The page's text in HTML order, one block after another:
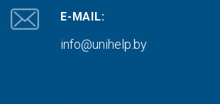
E-MAIL:
info@unihelp.by